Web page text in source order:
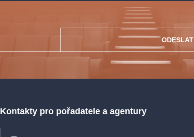
ODESLAT
Kontakty pro pořadatele a agentury